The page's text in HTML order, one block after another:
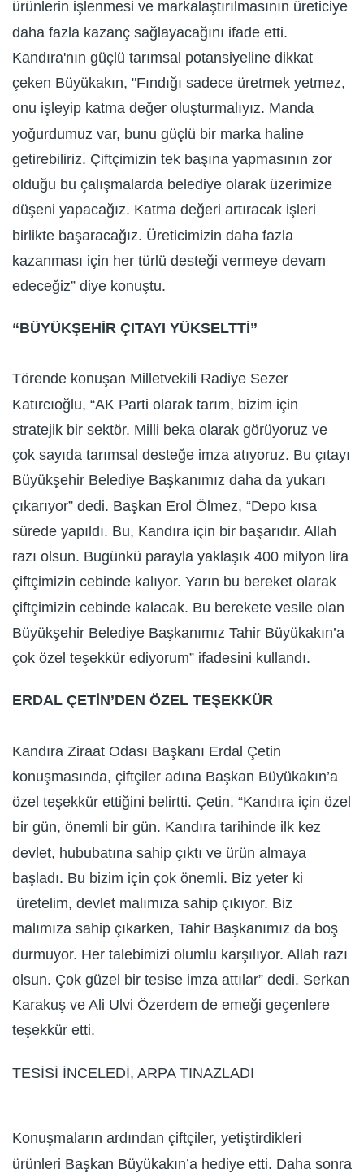
ürünlerin işlenmesi ve markalaştırılmasının üreticiye
daha fazla kazanç sağlayacağını ifade etti.
Kandıra'nın güçlü tarımsal potansiyeline dikkat
çeken Büyükakın, "Fındığı sadece üretmek yetmez,
onu işleyip katma değer oluşturmalıyız. Manda
yoğurdumuz var, bunu güçlü bir marka haline
getirebiliriz. Çiftçimizin tek başına yapmasının zor
olduğu bu çalışmalarda belediye olarak üzerimize
düşeni yapacağız. Katma değeri artıracak işleri
birlikte başaracağız. Üreticimizin daha fazla
kazanması için her türlü desteği vermeye devam
edeceğiz” diye konuştu.
“BÜYÜKŞEHİR ÇITAYI YÜKSELTTİ”
Törende konuşan Milletvekili Radiye Sezer
Katırcıoğlu, “AK Parti olarak tarım, bizim için
stratejik bir sektör. Milli beka olarak görüyoruz ve
çok sayıda tarımsal desteğe imza atıyoruz. Bu çıtayı
Büyükşehir Belediye Başkanımız daha da yukarı
çıkarıyor” dedi. Başkan Erol Ölmez, “Depo kısa
sürede yapıldı. Bu, Kandıra için bir başarıdır. Allah
razı olsun. Bugünkü parayla yaklaşık 400 milyon lira
çiftçimizin cebinde kalıyor. Yarın bu bereket olarak
çiftçimizin cebinde kalacak. Bu berekete vesile olan
Büyükşehir Belediye Başkanımız Tahir Büyükakın’a
çok özel teşekkür ediyorum” ifadesini kullandı.
ERDAL ÇETİN’DEN ÖZEL TEŞEKKÜR
Kandıra Ziraat Odası Başkanı Erdal Çetin
konuşmasında, çiftçiler adına Başkan Büyükakın’a
özel teşekkür ettiğini belirtti. Çetin, “Kandıra için özel
bir gün, önemli bir gün. Kandıra tarihinde ilk kez
devlet, hububatına sahip çıktı ve ürün almaya
başladı. Bu bizim için çok önemli. Biz yeter ki
üretelim, devlet malımıza sahip çıkıyor. Biz
malımıza sahip çıkarken, Tahir Başkanımız da boş
durmuyor. Her talebimizi olumlu karşılıyor. Allah razı
olsun. Çok güzel bir tesise imza attılar” dedi. Serkan
Karakuş ve Ali Ulvi Özerdem de emeği geçenlere
teşekkür etti.
TESİSİ İNCELEDİ, ARPA TINAZLADI
Konuşmaların ardından çiftçiler, yetiştirdikleri
ürünleri Başkan Büyükakın’a hediye etti. Daha sonra